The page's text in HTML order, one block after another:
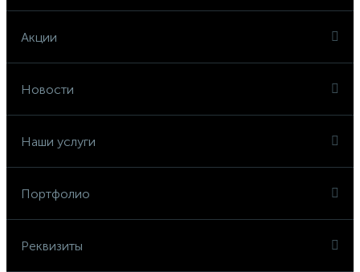
Акции
Новости
Наши услуги
Портфолио
Реквизиты